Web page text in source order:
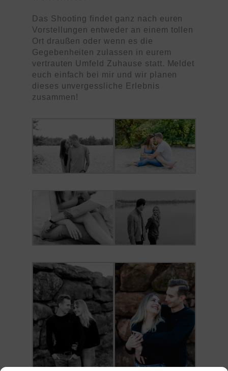
Das Shooting findet ganz nach euren
Vorstellungen entweder an einem tollen
Ort draußen oder wenn es die
Gegebenheiten zulassen in eurem
vertrauten Umfeld Zuhause statt. Meldet
euch einfach bei mir und wir planen
dieses unvergessliche Erlebnis
zusammen!